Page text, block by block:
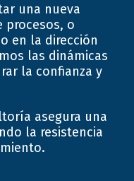
una nueva
procesos, o
en la dirección
las dinámicas
la confianza y
asegura una
la resistencia